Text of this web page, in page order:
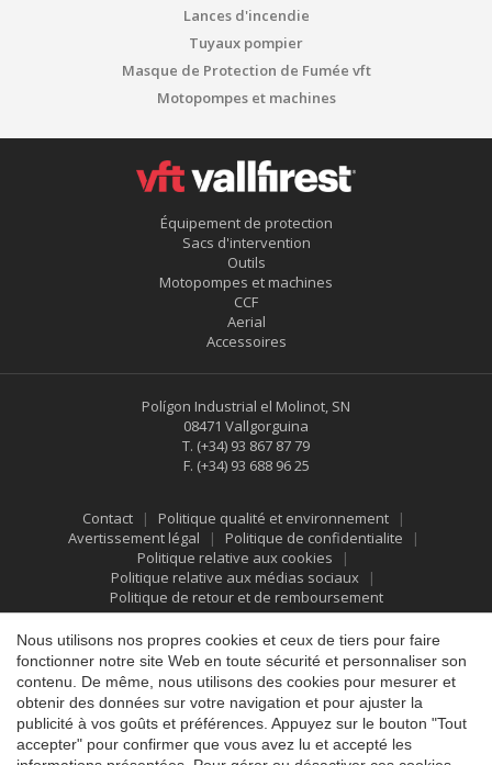
Lances d'incendie
Tuyaux pompier
Masque de Protection de Fumée vft
Motopompes et machines
Équipement de protection
Sacs d'intervention
Outils
Motopompes et machines
CCF
Aerial
Accessoires
Polígon Industrial el Molinot, SN
08471 Vallgorguina
T. (+34) 93 867 87 79
F. (+34) 93 688 96 25
Contact
Politique qualité et environnement
Avertissement légal
Politique de confidentialite
Politique relative aux cookies
Politique relative aux médias sociaux
Politique de retour et de remboursement
Nous utilisons nos propres cookies et ceux de tiers pour faire
fonctionner notre site Web en toute sécurité et personnaliser son
contenu. De même, nous utilisons des cookies pour mesurer et
obtenir des données sur votre navigation et pour ajuster la
publicité à vos goûts et préférences. Appuyez sur le bouton "Tout
accepter" pour confirmer que vous avez lu et accepté les
Enregistrer les paramètres Tout accepter